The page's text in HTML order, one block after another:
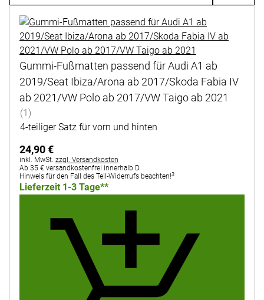
Gummi-Fußmatten passend für Audi A1 ab
2019/Seat Ibiza/Arona ab 2017/Skoda Fabia IV
ab 2021/VW Polo ab 2017/VW Taigo ab 2021
Bewertung: 5 von 5 (1 Bewertungen)
(1)
4-teiliger Satz für vorn und hinten
24,90€
Steuerhinweis:
inkl. MwSt. zzgl. Versandkosten
Ab 35 € versandkostenfrei innerhalb D.
Hinweis für den Fall des Teil-Widerrufs beachten!3
Lieferzeit 1-3 Tage**